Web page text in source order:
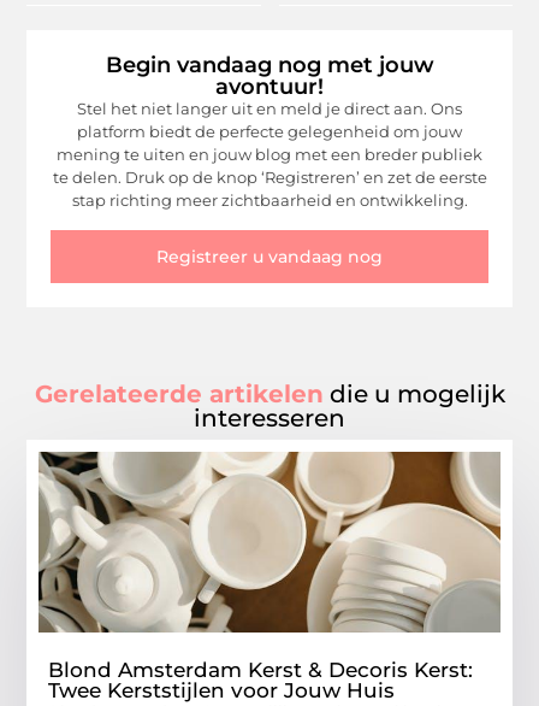
Begin vandaag nog met jouw
avontuur!
Stel het niet langer uit en meld je direct aan. Ons
platform biedt de perfecte gelegenheid om jouw
mening te uiten en jouw blog met een breder publiek
te delen. Druk op de knop ‘Registreren’ en zet de eerste
stap richting meer zichtbaarheid en ontwikkeling.
Registreer u vandaag nog
Gerelateerde artikelen die u mogelijk
interesseren
Blond Amsterdam Kerst & Decoris Kerst:
Twee Kerststijlen voor Jouw Huis